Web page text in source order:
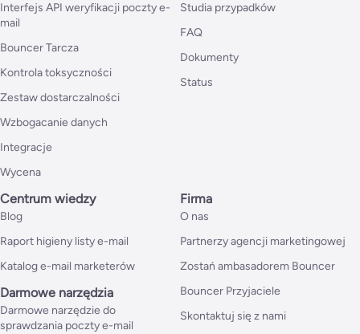
Interfejs API weryfikacji poczty e-
mail
Bouncer Tarcza
Kontrola toksyczności
Zestaw dostarczalności
Wzbogacanie danych
Integracje
Wycena
Studia przypadków
FAQ
Dokumenty
Status
Centrum wiedzy
Blog
Raport higieny listy e-mail
Katalog e-mail marketerów
Darmowe narzędzia
Darmowe narzędzie do
sprawdzania poczty e-mail
Firma
O nas
Partnerzy agencji marketingowej
Zostań ambasadorem Bouncer
Bouncer Przyjaciele
Skontaktuj się z nami